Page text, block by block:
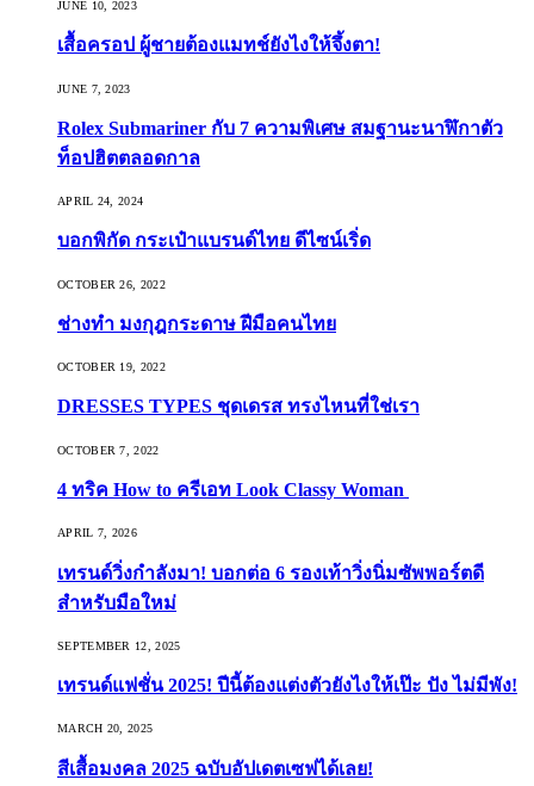
JUNE 10, 2023
เสื้อครอป ผู้ชายต้องแมทช์ยังไงให้จึ้งตา!
JUNE 7, 2023
Rolex Submariner กับ 7 ความพิเศษ สมฐานะนาฬิกาตัว
ท็อปฮิตตลอดกาล
APRIL 24, 2024
บอกพิกัด กระเป๋าแบรนด์ไทย ดีไซน์เริ่ด
OCTOBER 26, 2022
ช่างทำ มงกุฎกระดาษ ฝีมือคนไทย
OCTOBER 19, 2022
DRESSES TYPES ชุดเดรส ทรงไหนที่ใช่เรา
OCTOBER 7, 2022
4 ทริค How to ครีเอท Look Classy Woman
APRIL 7, 2026
เทรนด์วิ่งกำลังมา! บอกต่อ 6 รองเท้าวิ่งนิ่มซัพพอร์ตดี
สำหรับมือใหม่
SEPTEMBER 12, 2025
เทรนด์แฟชั่น 2025! ปีนี้ต้องแต่งตัวยังไงให้เป๊ะ ปัง ไม่มีพัง!
MARCH 20, 2025
สีเสื้อมงคล 2025 ฉบับอัปเดตเซฟได้เลย!